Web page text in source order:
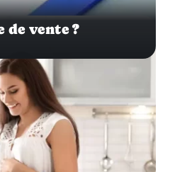
de vente ?